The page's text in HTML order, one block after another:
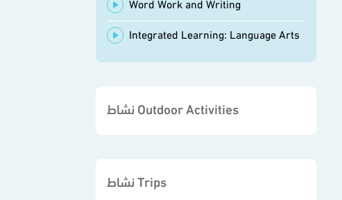
Integrated Learning: Language Arts
نشاط Outdoor Activities
نشاط Trips